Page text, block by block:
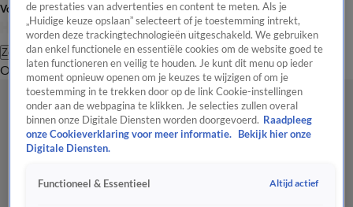
Volg Hart van Nederland
Zoeken
OverzichtRegioUitzendingenWeerTip de redactiePanelVideo's
de prestaties van advertenties en content te meten. Als je
„Huidige keuze opslaan” selecteert of je toestemming intrekt,
worden deze trackingtechnologieën uitgeschakeld. We gebruiken
dan enkel functionele en essentiële cookies om de website goed te
laten functioneren en veilig te houden. Je kunt dit menu op ieder
moment opnieuw openen om je keuzes te wijzigen of om je
toestemming in te trekken door op de link Cookie-instellingen
onder aan de webpagina te klikken. Je selecties zullen overal
binnen onze Digitale Diensten worden doorgevoerd. Raadpleeg
onze Cookieverklaring voor meer informatie.
Bekijk hier onze
Digitale Diensten.
Functioneel & Essentieel Altijd actief